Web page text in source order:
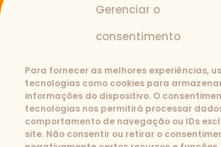
Gerenciar o
consentimento
Para fornecer as melhores experiências,
tecnologias como cookies para
informações do dispositivo. O
tecnologias nos permitirá processar
comportamento de navegação ou IDs
site. Não consentir ou retirar o
Fale Conosco
Contato
(12) 3645-1110
3643-2239
casadedombosco@salesianos.com.br
Rua São João Bosco, 727-B.